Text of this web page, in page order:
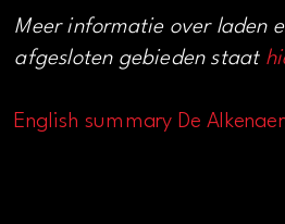
Meer informatie over laden
afgesloten gebieden staat
English summary De Alkenaer